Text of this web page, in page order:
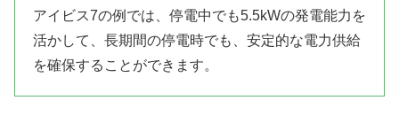
アイビス7の例では、停電中でも5.5kWの発電能力を
活かして、長期間の停電時でも、安定的な電力供給
を確保することができます。